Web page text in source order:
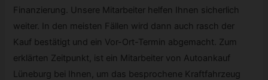
Finanzierung. Unsere Mitarbeiter helfen Ihnen sicherlich
weiter. In den meisten Fällen wird dann auch rasch der
Kauf bestätigt und ein Vor-Ort-Termin abgemacht. Zum
erklärten Zeitpunkt, ist ein Mitarbeiter von Autoankauf
Lüneburg bei Ihnen, um das besprochene Kraftfahrzeug